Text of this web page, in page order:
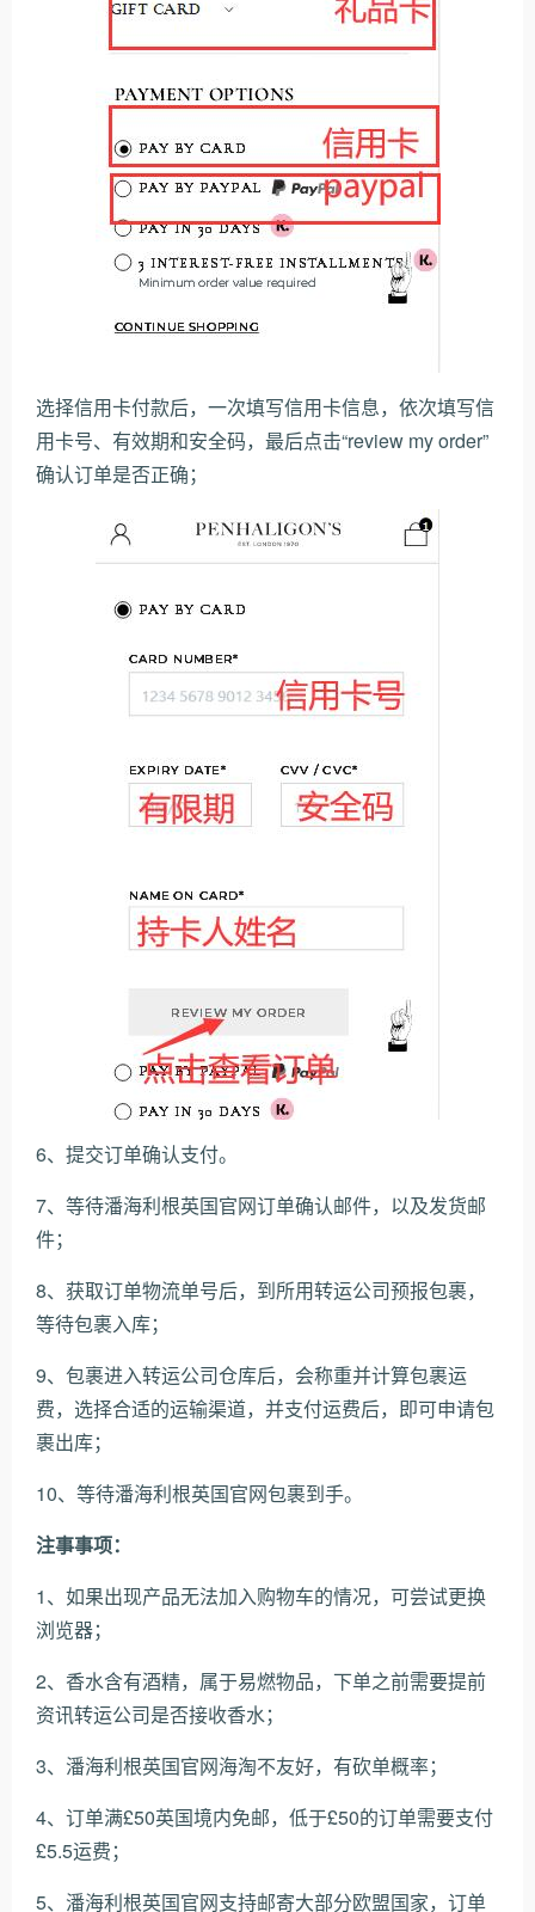
选择信用卡付款后，一次填写信用卡信息，依次填写信
用卡号、有效期和安全码，最后点击“review my order”
确认订单是否正确；
6、提交订单确认支付。
7、等待潘海利根英国官网订单确认邮件，以及发货邮
件；
8、获取订单物流单号后，到所用转运公司预报包裹，
等待包裹入库；
9、包裹进入转运公司仓库后，会称重并计算包裹运
费，选择合适的运输渠道，并支付运费后，即可申请包
裹出库；
10、等待潘海利根英国官网包裹到手。
注事事项：
1、如果出现产品无法加入购物车的情况，可尝试更换
浏览器；
2、香水含有酒精，属于易燃物品，下单之前需要提前
资讯转运公司是否接收香水；
3、潘海利根英国官网海淘不友好，有砍单概率；
4、订单满£50英国境内免邮，低于£50的订单需要支付
£5.5运费；
5、潘海利根英国官网支持邮寄大部分欧盟国家，订单